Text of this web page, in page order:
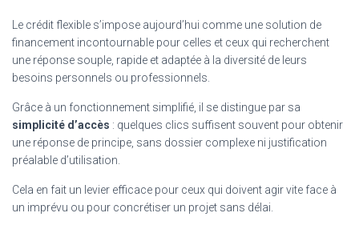
Le crédit flexible s’impose aujourd’hui comme une solution de
financement incontournable pour celles et ceux qui recherchent
une réponse souple, rapide et adaptée à la diversité de leurs
besoins personnels ou professionnels.
Grâce à un fonctionnement simplifié, il se distingue par sa
simplicité d’accès : quelques clics suffisent souvent pour obtenir
une réponse de principe, sans dossier complexe ni justification
préalable d’utilisation.
Cela en fait un levier efficace pour ceux qui doivent agir vite face à
un imprévu ou pour concrétiser un projet sans délai.